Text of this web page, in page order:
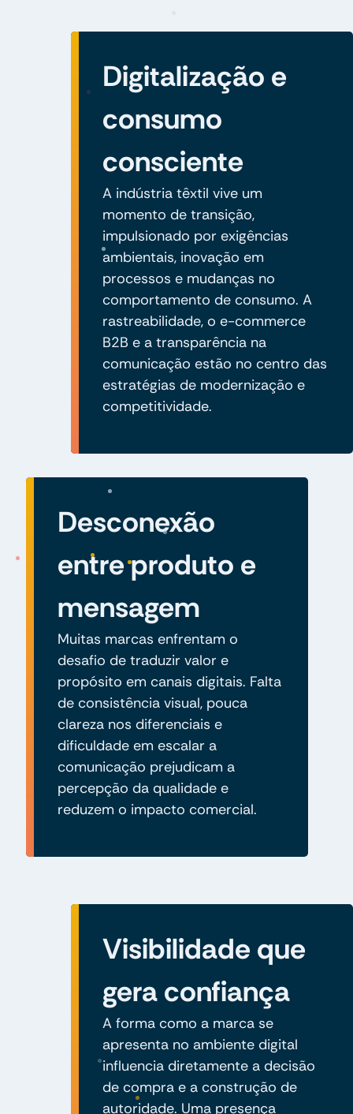
Digitalização e
consumo
consciente
A indústria têxtil vive um
momento de transição,
impulsionado por exigências
ambientais, inovação em
processos e mudanças no
comportamento de consumo. A
rastreabilidade, o e-commerce
B2B e a transparência na
comunicação estão no centro das
estratégias de modernização e
competitividade.
Desconexão
entre produto e
mensagem
Muitas marcas enfrentam o
desafio de traduzir valor e
propósito em canais digitais. Falta
de consistência visual, pouca
clareza nos diferenciais e
dificuldade em escalar a
comunicação prejudicam a
percepção da qualidade e
reduzem o impacto comercial.
Visibilidade que
gera confiança
A forma como a marca se
apresenta no ambiente digital
influencia diretamente a decisão
de compra e a construção de
autoridade. Uma presença